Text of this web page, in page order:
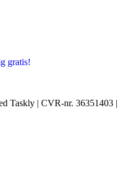
gratis!
Taskly | CVR-nr. 36351403 |